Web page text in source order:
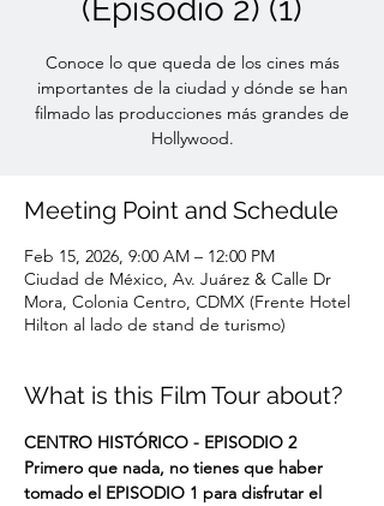
(Episodio 2) (1)
Conoce lo que queda de los cines más
importantes de la ciudad y dónde se han
filmado las producciones más grandes de
Hollywood.
Meeting Point and Schedule
Feb 15, 2026, 9:00 AM – 12:00 PM
Ciudad de México, Av. Juárez & Calle Dr
Mora, Colonia Centro, CDMX (Frente Hotel
Hilton al lado de stand de turismo)
What is this Film Tour about?
CENTRO HISTÓRICO - EPISODIO 2
Primero que nada, no tienes que haber
tomado el EPISODIO 1 para disfrutar el